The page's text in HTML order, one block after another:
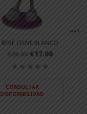
BEBÉ CISNE BLANCO
€20.00 €17.00
CONSULTAR
DISPONIBILIDAD